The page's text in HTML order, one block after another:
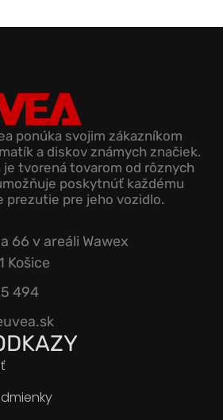
ponúka svojim zákazníkom
a diskov známych značiek.
je tvorená tovarom od rôznych
poskytnúť každému
prezutie pre jeho vozidlo.
66 v areáli Wawex
Košice
494